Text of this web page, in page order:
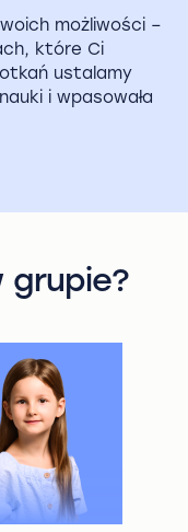
możliwości –
które Ci
ustalamy
i wpasowała
grupie?